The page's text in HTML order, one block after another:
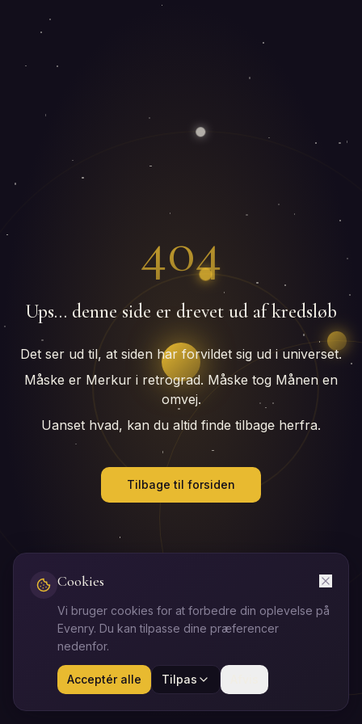
404
Ups… denne side er drevet ud af kredsløb
Det ser ud til, at siden har forvildet sig ud i universet.
Måske er Merkur i retrograd. Måske tog Månen en
omvej.
Uanset hvad, kan du altid finde tilbage herfra.
Tilbage til forsiden
Cookies
Vi bruger cookies for at forbedre din oplevelse på
Evenry. Du kan tilpasse dine præferencer
nedenfor.
Acceptér alle Tilpas